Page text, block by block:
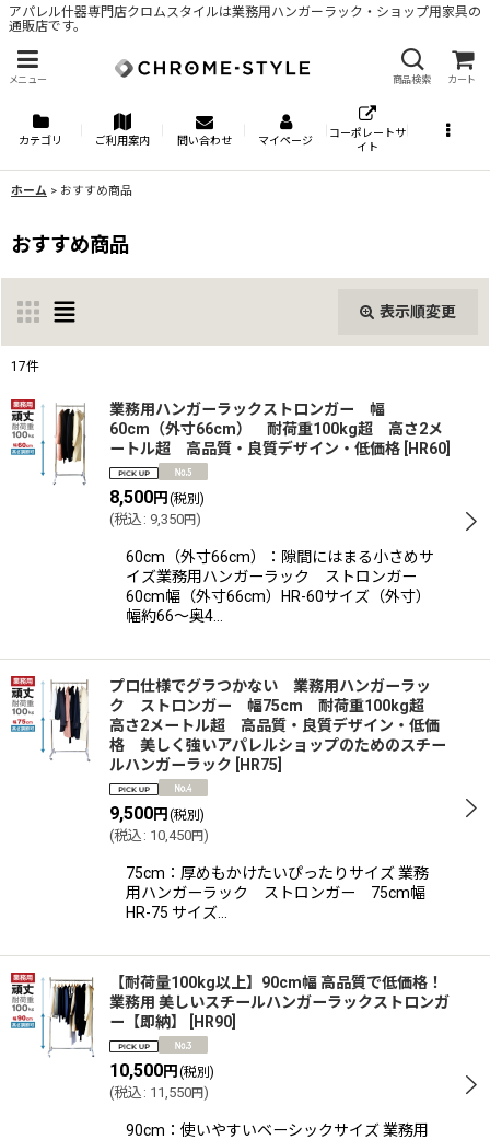
アパレル什器専門店クロムスタイルは業務用ハンガーラック・ショップ用家具の
通販店です。
メニュー 商品検索 カート
カテゴリ ご利用案内 問い合わせ マイページ
コーポレートサ
イト
ホーム > おすすめ商品
おすすめ商品
表示順変更
表示数:
並び順:
17件
業務用ハンガーラックストロンガー 幅
60cm（外寸66cm） 耐荷重100kg超 高さ2メ
ートル超 高品質・良質デザイン・低価格
HR60
8,500円 (税別)
(税込 : 9,350円)
60cm（外寸66cm）：隙間にはまる小さめサ
イズ業務用ハンガーラック ストロンガー
60cm幅（外寸66cm）HR-60サイズ（外寸）
幅約66〜奥4…
プロ仕様でグラつかない 業務用ハンガーラッ
ク ストロンガー 幅75cm 耐荷重100kg超
高さ2メートル超 高品質・良質デザイン・低価
格 美しく強いアパレルショップのためのスチー
ルハンガーラック
HR75
9,500円 (税別)
(税込 : 10,450円)
75cm：厚めもかけたいぴったりサイズ 業務
用ハンガーラック ストロンガー 75cm幅
HR-75 サイズ…
【耐荷量100kg以上】90cm幅 高品質で低価格！
業務用 美しいスチールハンガーラックストロンガ
ー【即納】
HR90
10,500円 (税別)
(税込 : 11,550円)
90cm：使いやすいベーシックサイズ 業務用